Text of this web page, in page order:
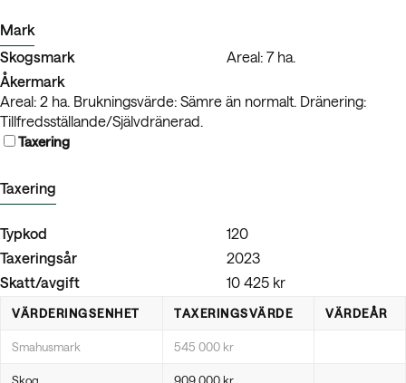
Mark
Skogsmark
Areal: 7 ha.
Åkermark
Areal: 2 ha. Brukningsvärde: Sämre än normalt. Dränering:
Tillfredsställande/Självdränerad.
Taxering
Taxering
Typkod
120
Taxeringsår
2023
Skatt/avgift
10 425 kr
VÄRDERINGSENHET TAXERINGSVÄRDE VÄRDEÅR
Smahusmark 545 000 kr
Skog 909 000 kr